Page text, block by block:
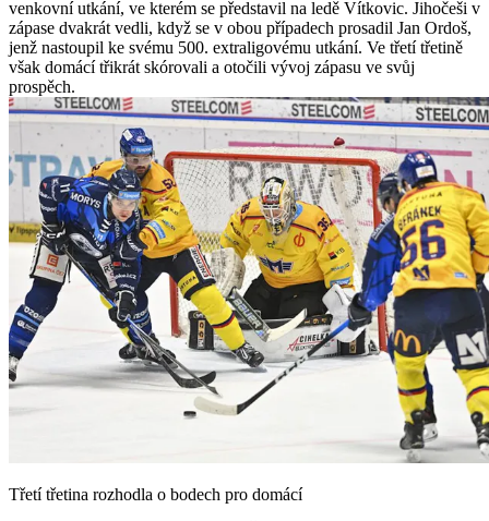
venkovní utkání, ve kterém se představil na ledě Vítkovic. Jihočeši v
zápase dvakrát vedli, když se v obou případech prosadil Jan Ordoš,
jenž nastoupil ke svému 500. extraligovému utkání. Ve třetí třetině
však domácí třikrát skórovali a otočili vývoj zápasu ve svůj
prospěch.
Třetí třetina rozhodla o bodech pro domácí